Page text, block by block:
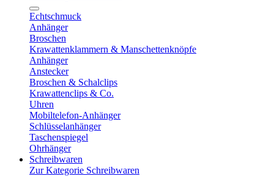
Echtschmuck
Anhänger
Broschen
Krawattenklammern & Manschettenknöpfe
Anhänger
Anstecker
Broschen & Schalclips
Krawattenclips & Co.
Uhren
Mobiltelefon-Anhänger
Schlüsselanhänger
Taschenspiegel
Ohrhänger
Schreibwaren
Zur Kategorie Schreibwaren